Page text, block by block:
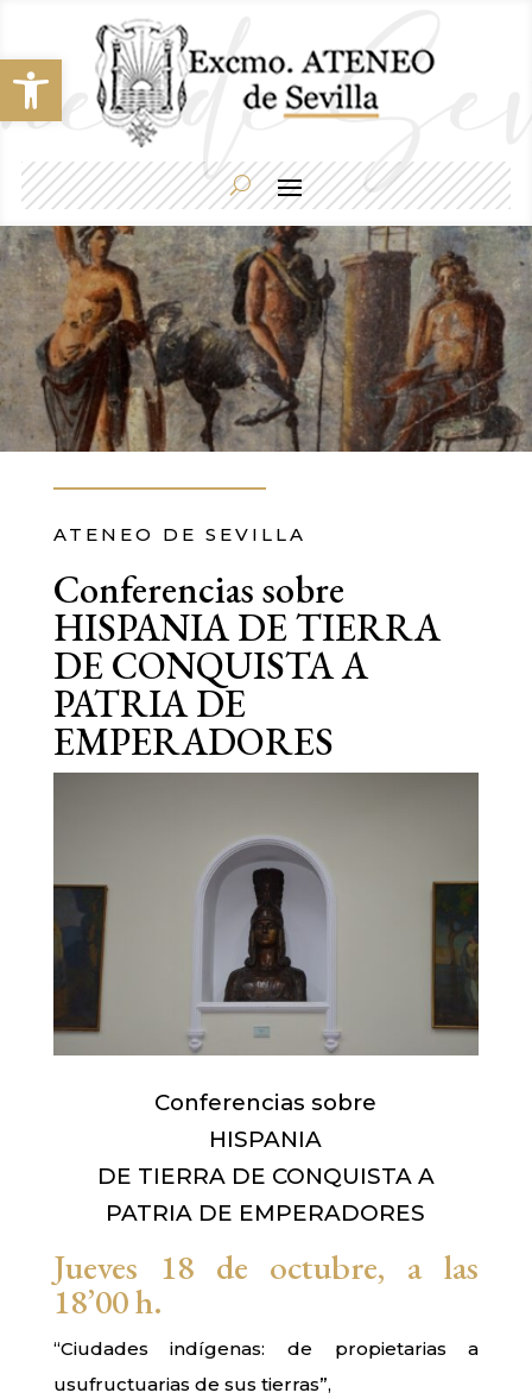
Abrir barra de herramientas
ATENEO DE SEVILLA
Conferencias sobre
HISPANIA DE TIERRA
DE CONQUISTA A
PATRIA DE
EMPERADORES
Conferencias sobre
HISPANIA
DE TIERRA DE CONQUISTA A
PATRIA DE EMPERADORES
Jueves 18 de octubre, a las
18’00 h.
“Ciudades indígenas: de propietarias a
usufructuarias de sus tierras”,